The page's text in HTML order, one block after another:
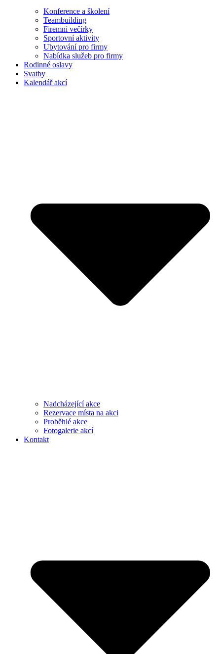
Konference a školení
Teambuilding
Firemní večírky
Sportovní aktivity
Ubytování pro firmy
Nabídka služeb pro firmy
Rodinné oslavy
Svatby
Kalendář akcí
Nadcházející akce
Rezervace místa na akci
Proběhlé akce
Fotogalerie akcí
Kontakt